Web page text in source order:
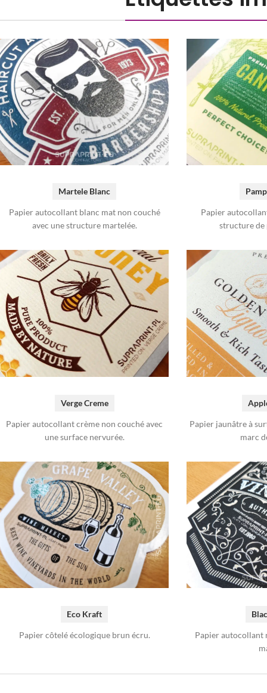
Martele Blanc
Papier autocollant blanc mat non couché
avec une structure martelée.
Papier
structure de
Verge Creme
Papier autocollant crème non couché avec
une surface nervurée.
Papier jaunâtre à
marc
Eco Kraft
Papier côtelé écologique brun écru.
Papier autocollant